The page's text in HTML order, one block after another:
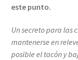
este punto.
Un secreto para las
mantenerse en
posible el tacón y